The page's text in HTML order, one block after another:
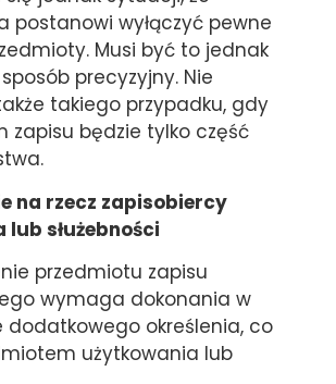
postanowi wyłączyć pewne
Musi być to jednak
precyzyjny. Nie
takiego przypadku, gdy
zapisu będzie tylko część
na rzecz zapisobiercy
służebności
przedmiotu zapisu
wymaga dokonania w
określenia, co
użytkowania lub